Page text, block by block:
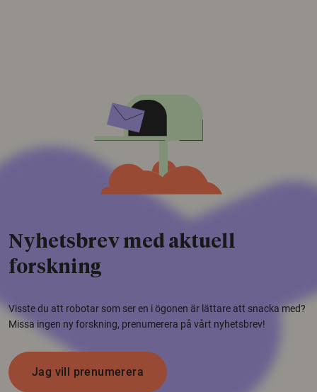
Nyhetsbrev med aktuell
forskning
Visste du att robotar som ser en i ögonen är lättare att snacka med?
Missa ingen ny forskning, prenumerera på vårt nyhetsbrev!
Jag vill prenumerera